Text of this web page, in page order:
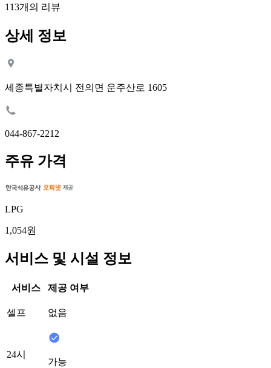
113개의 리뷰
상세 정보
세종특별자치시 전의면 운주산로 1605
044-867-2212
주유 가격
LPG
1,054원
서비스 및 시설 정보
서비스 제공 여부
셀프 없음
24시
가능